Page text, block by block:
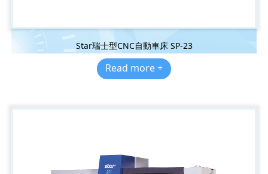
Star瑞士型CNC自動車床 SP-23
Read more +